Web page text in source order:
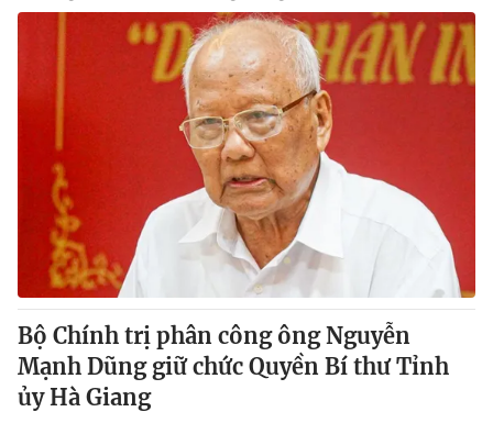
Bộ Chính trị phân công ông Nguyễn
Mạnh Dũng giữ chức Quyền Bí thư Tỉnh
ủy Hà Giang